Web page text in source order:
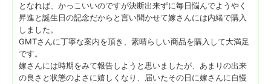
となれば、かっこいいのですが決断出来ずに毎日悩んでようやく
昇進と誕生日の記念だからと言い聞かせて嫁さんには内緒で購入
しました。
GMTさんに丁寧な案内を頂き、素晴らしい商品を購入して大満足
です。
嫁さんには時期をみて報告しようと思いましたが、あまりの出来
の良さと状態のよさに嬉しくなり、届いたその日に嫁さんに自慢